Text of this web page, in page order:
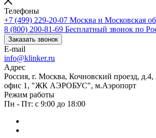
Телефоны
+7 (499) 229-20-07 Москва и Московская
8 (800) 200-81-69 Бесплатный звонок по
Заказать звонок
E-mail
info@klinker.ru
Адрес
Россия, г. Москва, Кочновский проезд, д.4,
офис 1, "ЖК АЭРОБУС", м.Аэропорт
Режим работы
Пн - Пт: с 9:00 до 18:00